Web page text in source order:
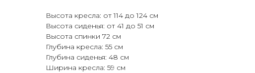
Высота кресла: от 114 до 124 см
Высота сиденья: от 41 до 51 см
Высота спинки 72 см
Глубина кресла: 55 см
Глубина сиденья: 48 см
Ширина кресла: 59 см